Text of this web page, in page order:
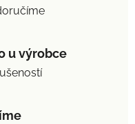
u výrobce